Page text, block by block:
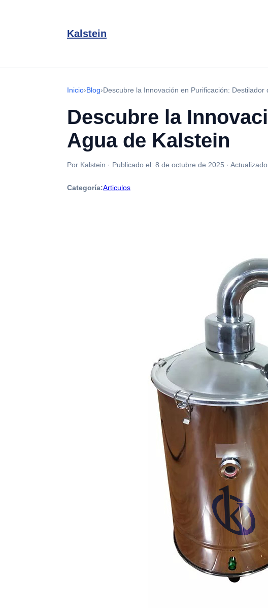
Kalstein
Inicio›Blog›Descubre la Innovación en Purificación: Destilador
Descubre la
Agua de Kalstein
Por Kalstein · Publicado el: 8 de octubre de 2025 ·
Categoría:Articulos